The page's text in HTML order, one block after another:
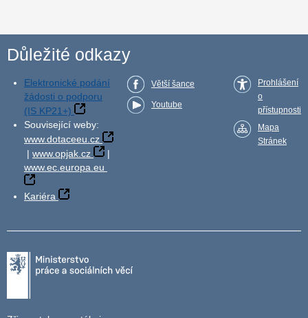
Důležité odkazy
Elektronické podání
žádosti o podporu
(IS KP21+)
Související weby:
www.dotaceeu.cz
| www.opjak.cz
|
www.ec.europa.eu
Kariéra
Větší šance
Youtube
Prohlášení
o
přístupnosti
Mapa
Stránek